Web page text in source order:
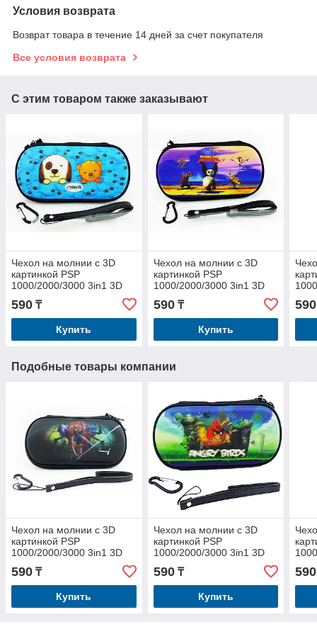
Условия возврата
Возврат товара в течение 14 дней за счет покупателя
Все условия возврата
С этим товаром также заказывают
Чехол на молнии с 3D
картинкой PSP
1000/2000/3000 3in1 3D
Котенком
590 ₸
Купить
Чехол на молнии с 3D
картинкой PSP
1000/2000/3000 3in1 3D
590₸
Купить
590
Подобные товары компании
Чехол на молнии с 3D
картинкой PSP
1000/2000/3000 3in1 3D
picture, Spider Man 4
590 ₸
Купить
Чехол на молнии с 3D
картинкой PSP
1000/2000/3000 3in1 3D
picture, Angry Birds
590₸
Купить
590